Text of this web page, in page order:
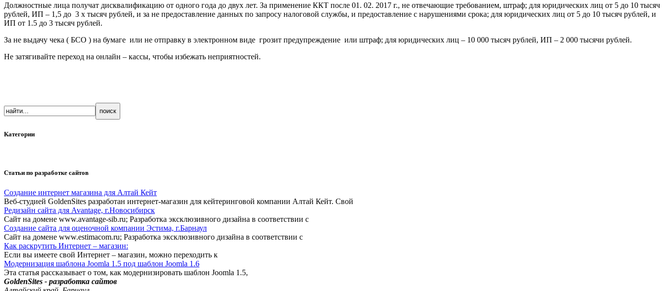
Должностные лица получат дисквалификацию от одного года до двух лет. За применение ККТ после 01. 02. 2017 г., не отвечающие требованием, штраф; для юридических лиц от 5 до 10 тысяч
рублей, ИП – 1,5 до 3 х тысяч рублей, и за не предоставление данных по запросу налоговой службы, и предоставление с нарушениями срока; для юридических лиц от 5 до 10 тысяч рублей, и
ИП от 1.5 до 3 тысяч рублей.
За не выдачу чека ( БСО ) на бумаге или не отправку в электронном виде грозит предупреждение или штраф; для юридических лиц – 10 000 тысяч рублей, ИП – 2 000 тысячи рублей.
Не затягивайте переход на онлайн – кассы, чтобы избежать неприятностей.
Категории
Статьи по разработке сайтов
Создание интернет магазина для Алтай Кейт
Веб-студией GoldenSites разработан интернет-магазин для кейтеринговой компании Алтай Кейт. Свой
Редизайн сайта для Avantage, г.Новосибирск
Сайт на домене www.avantage-sib.ru; Разработка эксклюзивного дизайна в соответствии с
Создание сайта для оценочной компании Эстима, г.Барнаул
Сайт на домене www.estimacom.ru; Разработка эксклюзивного дизайна в соответствии с
Как раскрутить Интернет – магазин:
Если вы имеете свой Интернет – магазин, можно переходить к
Модернизация шаблона Joomla 1.5 под шаблон Joomla 1.6
Эта статья рассказывает о том, как модернизировать шаблон Joomla 1.5,
GoldenSites - разработка сайтов